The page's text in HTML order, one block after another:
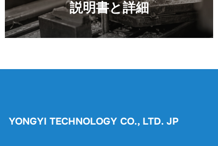
ョ
ン
説明書と詳細
YONGYI TECHNOLOGY CO., LTD. JP